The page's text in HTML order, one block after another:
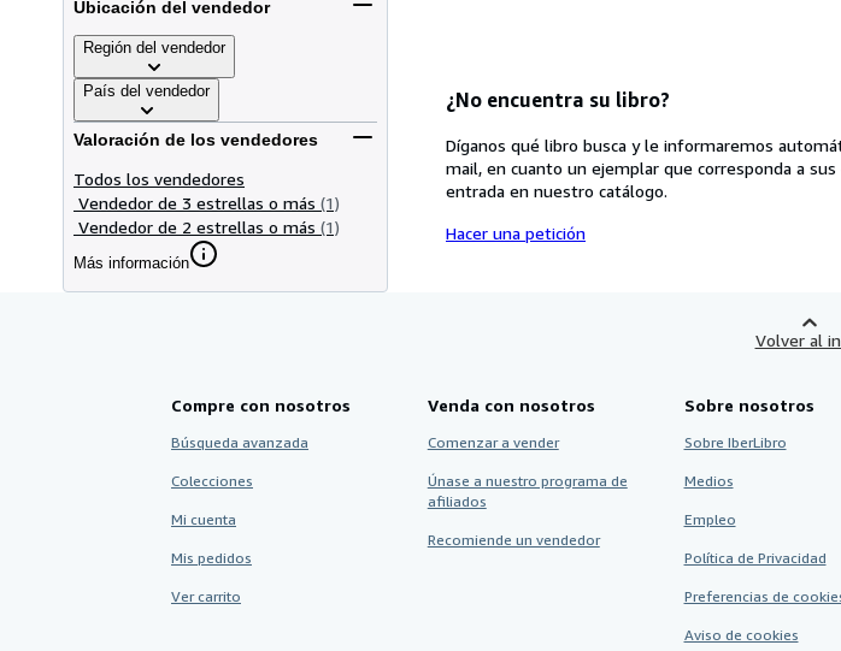
Ubicación del vendedor
Región del vendedor
País del vendedor
Valoración de los vendedores
Todos los vendedores
Vendedor de 3 estrellas o más (1)
Vendedor de 2 estrellas o más (1)
Más información
¿No encuentra su libro?
Díganos qué libro busca y le informaremos
mail, en cuanto un ejemplar que corresponda a
entrada en nuestro catálogo.
Hacer una petición
Volver al
Compre con nosotros
Búsqueda avanzada
Colecciones
Mi cuenta
Mis pedidos
Ver carrito
Venda con nosotros
Comenzar a vender
Únase a nuestro programa de
afiliados
Recomiende un vendedor
Sobre nosotros
Sobre IberLibro
Medios
Empleo
Política de Privacidad
Preferencias de
Aviso de cookies